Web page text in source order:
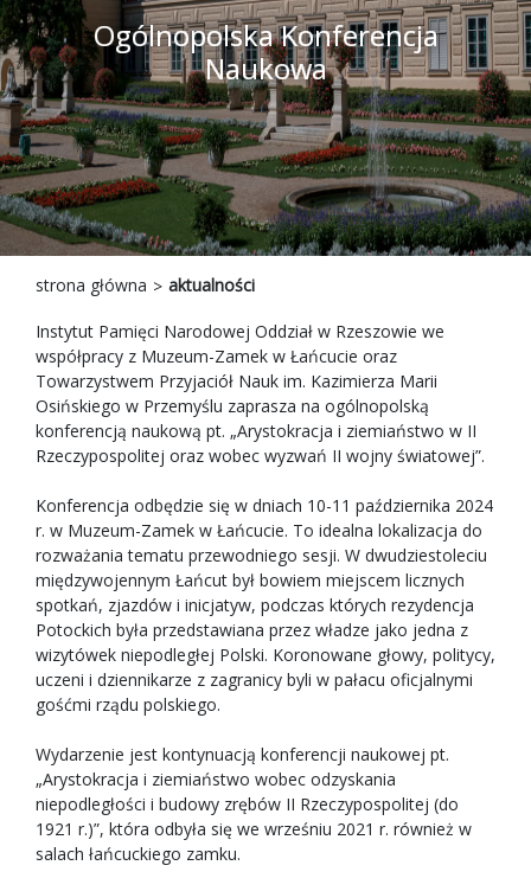
Ogólnopolska Konferencja
Naukowa
strona główna aktualności
Instytut Pamięci Narodowej Oddział w Rzeszowie we
współpracy z Muzeum-Zamek w Łańcucie oraz
Towarzystwem Przyjaciół Nauk im. Kazimierza Marii
Osińskiego w Przemyślu zaprasza na ogólnopolską
konferencją naukową pt. „Arystokracja i ziemiaństwo w II
Rzeczypospolitej oraz wobec wyzwań II wojny światowej”.
Konferencja odbędzie się w dniach 10-11 października 2024
r. w Muzeum-Zamek w Łańcucie. To idealna lokalizacja do
rozważania tematu przewodniego sesji. W dwudziestoleciu
międzywojennym Łańcut był bowiem miejscem licznych
spotkań, zjazdów i inicjatyw, podczas których rezydencja
Potockich była przedstawiana przez władze jako jedna z
wizytówek niepodległej Polski. Koronowane głowy, politycy,
uczeni i dziennikarze z zagranicy byli w pałacu oficjalnymi
gośćmi rządu polskiego.
Wydarzenie jest kontynuacją konferencji naukowej pt.
„Arystokracja i ziemiaństwo wobec odzyskania
niepodległości i budowy zrębów II Rzeczypospolitej (do
1921 r.)”, która odbyła się we wrześniu 2021 r. również w
salach łańcuckiego zamku.